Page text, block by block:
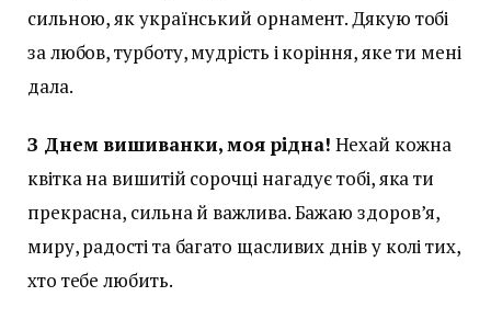
сильною, як український орнамент. Дякую тобі
за любов, турботу, мудрість і коріння, яке ти мені
дала.
З Днем вишиванки, моя рідна! Нехай кожна
квітка на вишитій сорочці нагадує тобі, яка ти
прекрасна, сильна й важлива. Бажаю здоров’я,
миру, радості та багато щасливих днів у колі тих,
хто тебе любить.